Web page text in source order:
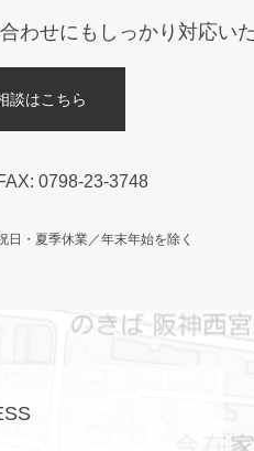
わせにもしっかり 対応い
談はこちら
0798-23-3748
日・夏季休業／年末年始を除く